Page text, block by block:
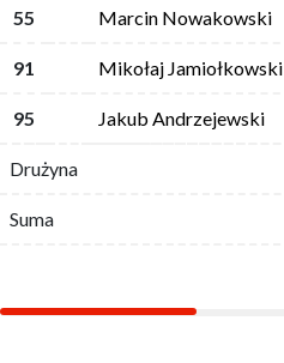
55 Marcin Nowakowski
91 Mikołaj Jamiołkowski
95 Jakub Andrzejewski
Drużyna
Suma
55 Marcin Nowakowski
91 Mikołaj Jamiołkowski
95 Jakub Andrzejewski
Drużyna
Suma